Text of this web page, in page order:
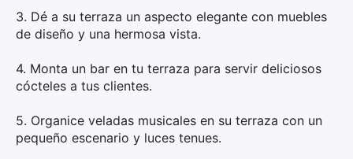
3. Dé a su terraza un aspecto elegante con muebles
de diseño y una hermosa vista.
4. Monta un bar en tu terraza para servir deliciosos
cócteles a tus clientes.
5. Organice veladas musicales en su terraza con un
pequeño escenario y luces tenues.
×